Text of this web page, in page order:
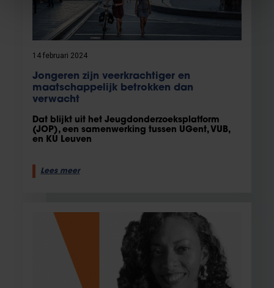
14 februari 2024
Jongeren zijn veerkrachtiger en
maatschappelijk betrokken dan
verwacht
Dat blijkt uit het Jeugdonderzoeksplatform
(JOP), een samenwerking tussen UGent, VUB,
en KU Leuven
Lees meer